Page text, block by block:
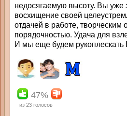
недосягаемую высоту. Вы уже
восхищение своей
отдачей в работе, творческим
порядочностью. Удача для
И мы еще будем рукоплескать
47%
из 23 голосов